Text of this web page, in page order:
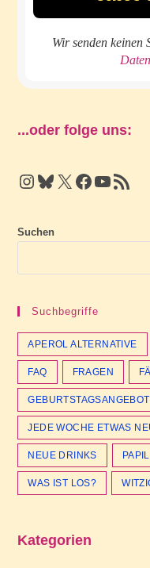
Wir senden keinen
...oder folge uns:
Instagram
Bluesky
X Facebook
YouTube
RSS Feed
Suchen
Suchbegriffe
APEROL ALTERNATIVE
FAQ FRAGEN
GEBURTSTAGSANGEBOT
JEDE WOCHE ETWAS
NEUE DRINKS
WAS IST LOS?
Kategorien